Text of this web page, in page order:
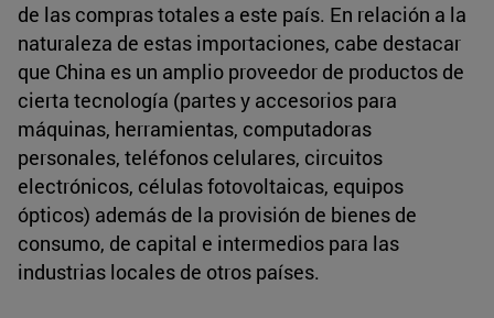
de las compras totales a este país. En relación a la
naturaleza de estas importaciones, cabe destacar
que China es un amplio proveedor de productos de
cierta tecnología (partes y accesorios para
máquinas, herramientas, computadoras
personales, teléfonos celulares, circuitos
electrónicos, células fotovoltaicas, equipos
ópticos) además de la provisión de bienes de
consumo, de capital e intermedios para las
industrias locales de otros países.